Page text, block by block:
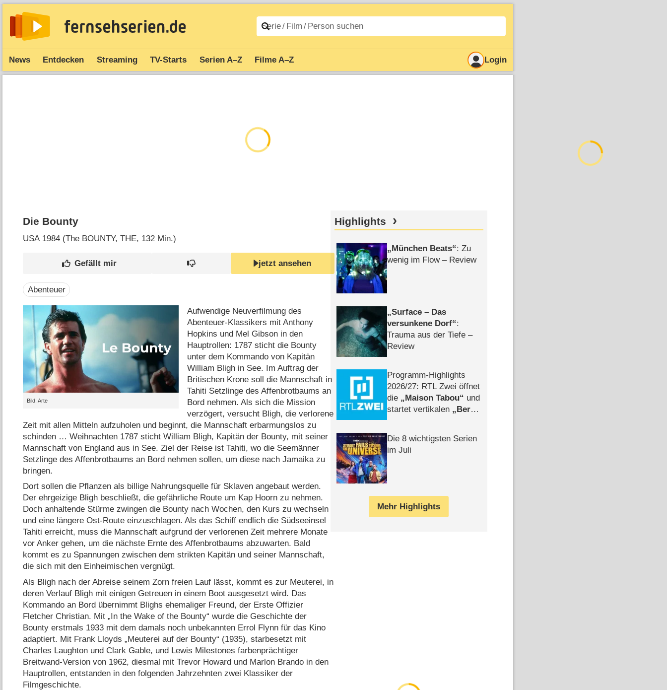
News Entdecken Streaming TV-Starts Serien A–Z Filme A–Z Login
Die Bounty
USA1984 (The BOUNTY, THE‎, 132 Min.)
jetzt ansehen
Abenteuer
Bild: Arte
Aufwendige Neuverfilmung des
Abenteuer-Klassikers mit Anthony
Hopkins und Mel Gibson in den
Hauptrollen: 1787 sticht die Bounty
unter dem Kommando von Kapitän
William Bligh in See. Im Auftrag der
Britischen Krone soll die Mannschaft in
Tahiti Setzlinge des Affenbrotbaums an
Bord nehmen. Als sich die Mission
verzögert, versucht Bligh, die verlorene
Zeit mit allen Mitteln aufzuholen und beginnt, die Mannschaft erbarmungslos zu
schinden … Weihnachten 1787 sticht William Bligh, Kapitän der Bounty, mit seiner
Mannschaft von England aus in See. Ziel der Reise ist Tahiti, wo die Seemänner
Setzlinge des Affenbrotbaums an Bord nehmen sollen, um diese nach Jamaika zu
bringen.
Dort sollen die Pflanzen als billige Nahrungsquelle für Sklaven angebaut werden.
Der ehrgeizige Bligh beschließt, die gefährliche Route um Kap Hoorn zu nehmen.
Doch anhaltende Stürme zwingen die Bounty nach Wochen, den Kurs zu wechseln
und eine längere Ost-Route einzuschlagen. Als das Schiff endlich die Südseeinsel
Tahiti erreicht, muss die Mannschaft aufgrund der verlorenen Zeit mehrere Monate
vor Anker gehen, um die nächste Ernte des Affenbrotbaums abzuwarten. Bald
kommt es zu Spannungen zwischen dem strikten Kapitän und seiner Mannschaft,
die sich mit den Einheimischen vergnügt.
Als Bligh nach der Abreise seinem Zorn freien Lauf lässt, kommt es zur Meuterei, in
deren Verlauf Bligh mit einigen Getreuen in einem Boot ausgesetzt wird. Das
Kommando an Bord übernimmt Blighs ehemaliger Freund, der Erste Offizier
Fletcher Christian. Mit „In the Wake of the Bounty“ wurde die Geschichte der
Bounty erstmals 1933 mit dem damals noch unbekannten Errol Flynn für das Kino
adaptiert. Mit Frank Lloyds „Meuterei auf der Bounty“ (1935), starbesetzt mit
Charles Laughton und Clark Gable, und Lewis Milestones farbenprächtiger
Breitwand-Version von 1962, diesmal mit Trevor Howard und Marlon Brando in den
Hauptrollen, entstanden in den folgenden Jahrzehnten zwei Klassiker der
Filmgeschichte.
Highlights
München Beats : Zu
wenig im Flow – Review
Surface – Das
versunkene Dorf :
Trauma aus der Tiefe –
Review
Programm-Highlights
2026/​27: RTL Zwei öffnet
die
Maison Tabou
und
startet vertikalen
Berlin
Die 8 wichtigsten Serien
im Juli
Mehr Highlights